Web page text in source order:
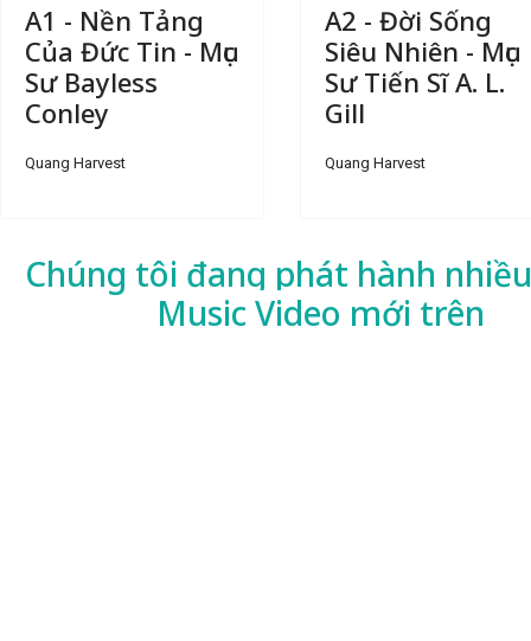
A1 - Nền Tảng
Của Đức Tin - Mục
Sư Bayless
Conley
Quang Harvest
A2 - Đời Sống
Siêu Nhiên - Mục
Sư Tiến Sĩ A. L.
Gill
Quang Harvest
Chúng tôi đang phát hành nhiều
Music Video mới trên